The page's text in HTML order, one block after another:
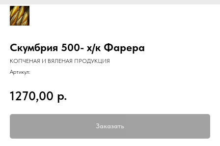
Скумбрия 500- х/к Фарера
КОПЧЕНАЯ И ВЯЛЕНАЯ ПРОДУКЦИЯ
Артикул:
1270,00 р.
Заказать